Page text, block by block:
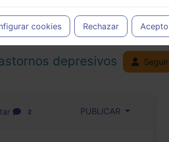
en cada caso concreto, el tratamiento más
del paciente.
cookies Rechazar Acepto
depresivos Seguir
2 PUBLICAR